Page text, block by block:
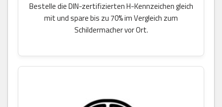
Bestelle die DIN-zertifizierten H-Kennzeichen gleich
mit und spare bis zu 70% im Vergleich zum
Schildermacher vor Ort.